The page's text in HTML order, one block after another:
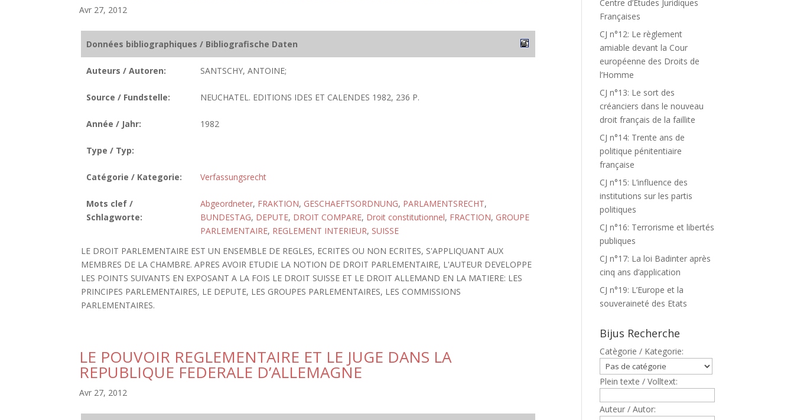
Avr 27, 2012
Données bibliographiques / Bibliografische Daten
Auteurs / Autoren: SANTSCHY, ANTOINE;
Source / Fundstelle: NEUCHATEL. EDITIONS IDES ET CALENDES 1982, 236 P.
Année / Jahr: 1982
Type / Typ:
Catégorie / Kategorie: Verfassungsrecht
Mots clef /
Schlagworte:
Abgeordneter, FRAKTION, GESCHAEFTSORDNUNG, PARLAMENTSRECHT,
BUNDESTAG, DEPUTE, DROIT COMPARE, Droit constitutionnel, FRACTION, GROUPE
PARLEMENTAIRE, REGLEMENT INTERIEUR, SUISSE
LE DROIT PARLEMENTAIRE EST UN ENSEMBLE DE REGLES, ECRITES OU NON ECRITES, S'APPLIQUANT AUX
MEMBRES DE LA CHAMBRE. APRES AVOIR ETUDIE LA NOTION DE DROIT PARLEMENTAIRE, L'AUTEUR DEVELOPPE
LES POINTS SUIVANTS EN EXPOSANT A LA FOIS LE DROIT SUISSE ET LE DROIT ALLEMAND EN LA MATIERE: LES
PRINCIPES PARLEMENTAIRES, LE DEPUTE, LES GROUPES PARLEMENTAIRES, LES COMMISSIONS
PARLEMENTAIRES.
LE POUVOIR REGLEMENTAIRE ET LE JUGE DANS LA
REPUBLIQUE FEDERALE D’ALLEMAGNE
Avr 27, 2012
Centre d’Etudes Juridiques
Françaises
CJ n°12: Le règlement
amiable devant la Cour
européenne des Droits de
l’Homme
CJ n°13: Le sort des
créanciers dans le nouveau
droit français de la faillite
CJ n°14: Trente ans de
politique pénitentiaire
française
CJ n°15: L’influence des
institutions sur les partis
politiques
CJ n°16: Terrorisme et libertés
publiques
CJ n°17: La loi Badinter après
cinq ans d’application
CJ n°19: L’Europe et la
souveraineté des Etats
Bijus Recherche
Catègorie / Kategorie:
Plein texte / Volltext:
Auteur / Autor: